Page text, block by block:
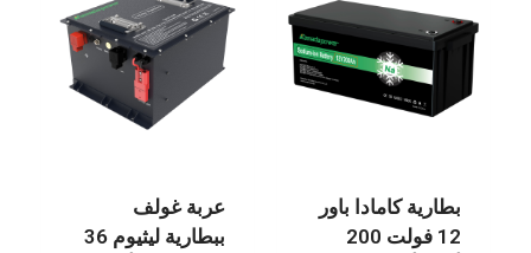
بطارية كامادا باور
12 فولت 200
عربة غولف
ببطارية ليثيوم 36